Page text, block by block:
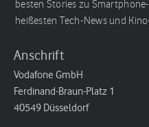
besten Stories zu
heißesten Tech-News und
Anschrift
Vodafone GmbH
Ferdinand-Braun-Platz 1
40549 Düsseldorf